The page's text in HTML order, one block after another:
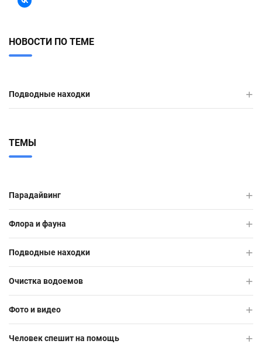
НОВОСТИ ПО ТЕМЕ
Подводные находки
ТЕМЫ
Парадайвинг
Флора и фауна
Подводные находки
Очистка водоемов
Фото и видео
Человек спешит на помощь